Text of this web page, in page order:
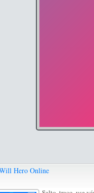
Hero Online